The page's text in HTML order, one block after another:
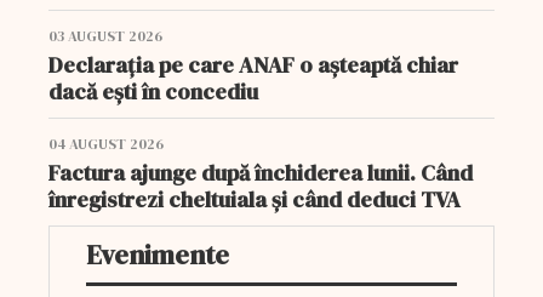
03 AUGUST 2026
Declarația pe care ANAF o așteaptă chiar
dacă ești în concediu
04 AUGUST 2026
Factura ajunge după închiderea lunii. Când
înregistrezi cheltuiala și când deduci TVA
Evenimente